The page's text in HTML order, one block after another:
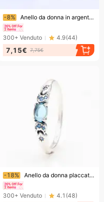
Finendo presto!
-8% Anello da donna in argento placcato, leggero e di lusso, a forma di cuore, rosso rosa, classico anello da donna
300+ Venduto 4.9(44)
7,15€ 7,75€
Finendo presto!
-18% Anello da donna placcato argento con principessa Jasmine e Aladdin, anello di lusso leggero blu principessa, regalo per donna
300+ Venduto 4.1 (48)